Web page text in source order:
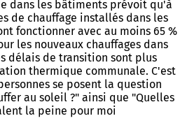
dans les bâtiments prévoit qu'à
de chauffage installés dans les
fonctionner avec au moins 65 %
les nouveaux chauffages dans
délais de transition sont plus
thermique communale. C'est
se posent la question
au soleil ?" ainsi que "Quelles
la peine pour moi